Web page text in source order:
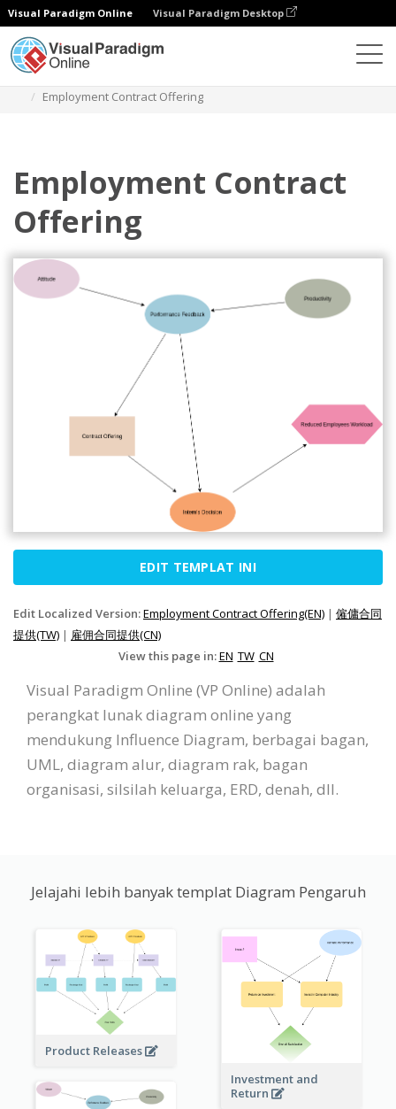
Visual Paradigm Online Visual Paradigm Desktop
Employment Contract Offering
Employment Contract
Offering
EDIT TEMPLAT INI
Edit Localized Version:Employment Contract Offering(EN) | 僱傭合同
提供(TW) | 雇佣合同提供(CN)
View this page in:EN TW CN
Visual Paradigm Online (VP Online) adalah
perangkat lunak diagram online yang
mendukung Influence Diagram, berbagai bagan,
UML, diagram alur, diagram rak, bagan
organisasi, silsilah keluarga, ERD, denah, dll.
Jelajahi lebih banyak templat Diagram Pengaruh
Product Releases
Investment and
Return